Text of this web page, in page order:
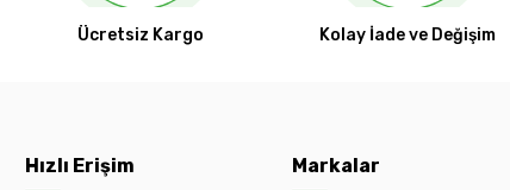
Ücretsiz Kargo Kolay İade ve Değişim
Hızlı Erişim Markalar